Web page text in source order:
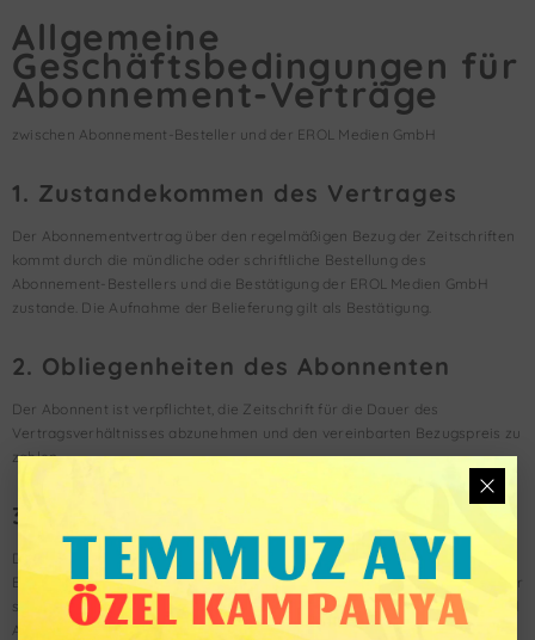
Allgemeine
Geschäftsbedingungen für
Abonnement-Verträge
zwischen Abonnement-Besteller und der EROL Medien GmbH
1. Zustandekommen des Vertrages
Der Abonnementvertrag über den regelmäßigen Bezug der Zeitschriften
kommt durch die mündliche oder schriftliche Bestellung des
Abonnement-Bestellers und die Bestätigung der EROL Medien GmbH
zustande. Die Aufnahme der Belieferung gilt als Bestätigung.
2. Obliegenheiten des Abonnenten
Der Abonnent ist verpflichtet, die Zeitschrift für die Dauer des
Vertragsverhältnisses abzunehmen und den vereinbarten Bezugspreis zu
zahlen.
3. Zustellung/Bereitstellung
Die Lieferung der Zeitschrift erfolgt innerhalb des Erscheinungsmonats.
Ein Mangel in der Zustellung ist unverzüglich durch eine telefonische oder
schriftliche Reklamation anzuzeigen. Bei verspäteten Reklamationen sind
Ansprüche für die Vergangenheit ausgeschlossen. Für Nichtlieferungen,